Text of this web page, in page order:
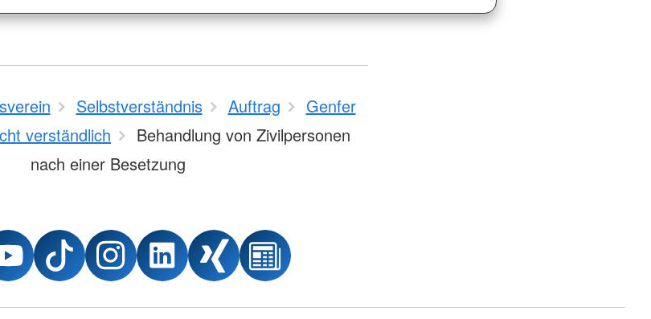
Selbstverständnis Auftrag
Genfer
verständlich
Behandlung von Zivilpersonen
nach einer Besetzung